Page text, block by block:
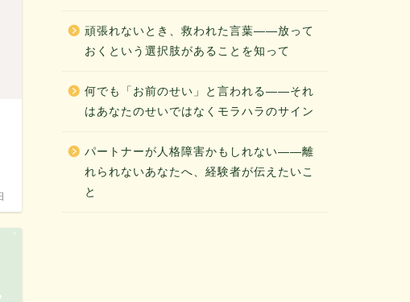
頑張れないとき、救われた言葉——放って
おくという選択肢があることを知って
何でも「お前のせい」と言われる——それ
はあなたのせいではなくモラハラのサイン
パートナーが人格障害かもしれない——離
れられないあなたへ、経験者が伝えたいこ
と